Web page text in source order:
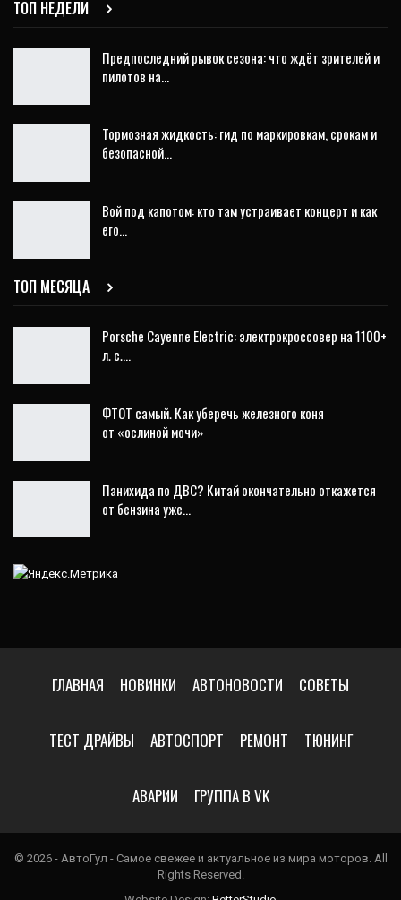
ТОП НЕДЕЛИ
Предпоследний рывок сезона: что ждёт зрителей и
пилотов на…
Тормозная жидкость: гид по маркировкам, срокам и
безопасной…
Вой под капотом: кто там устраивает концерт и как
его…
ТОП МЕСЯЦА
Porsche Cayenne Electric: электрокроссовер на 1100+
л. с.…
ФТОТ самый. Как уберечь железного коня
от «ослиной мочи»
Панихида по ДВС? Китай окончательно откажется
от бензина уже…
ГЛАВНАЯ НОВИНКИ АВТОНОВОСТИ СОВЕТЫ
ТЕСТ ДРАЙВЫ АВТОСПОРТ РЕМОНТ ТЮНИНГ
АВАРИИ ГРУППА В VK
© 2026 - АвтоГул - Самое свежее и актуальное из мира моторов. All
Rights Reserved.